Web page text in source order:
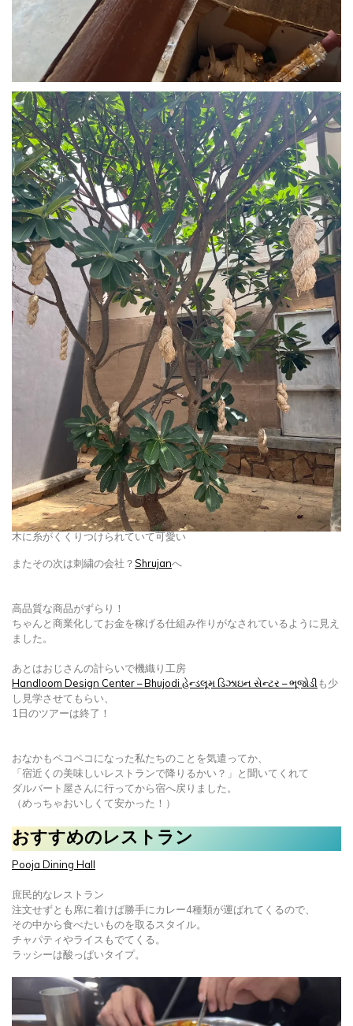
木に糸がくくりつけられていて可愛い
またその次は刺繍の会社？Shrujanへ
高品質な商品がずらり！
ちゃんと商業化してお金を稼げる仕組み作りがなされているように見え
ました。
あとはおじさんの計らいで機織り工房
Handloom Design Center – Bhujodi હેન્ડલૂમ ડિઝાઇન સેન્ટર – ભૂજોડીも少
し見学させてもらい、
1日のツアーは終了！
おなかもペコペコになった私たちのことを気遣ってか、
「宿近くの美味しいレストランで降りるかい？」と聞いてくれて
ダルバート屋さんに行ってから宿へ戻りました。
（めっちゃおいしくて安かった！）
おすすめのレストラン
Pooja Dining Hall
庶民的なレストラン
注文せずとも席に着けば勝手にカレー4種類が運ばれてくるので、
その中から食べたいものを取るスタイル。
チャパティやライスもでてくる。
ラッシーは酸っぱいタイプ。